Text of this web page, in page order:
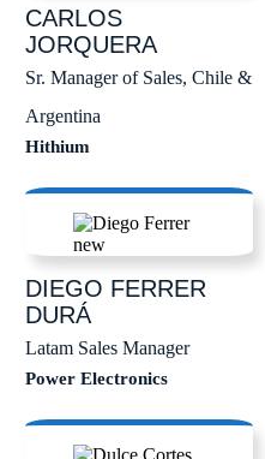
CARLOS
JORQUERA
Sr. Manager of Sales, Chile &
Argentina
Hithium
DIEGO FERRER
DURÁ
Latam Sales Manager
Power Electronics